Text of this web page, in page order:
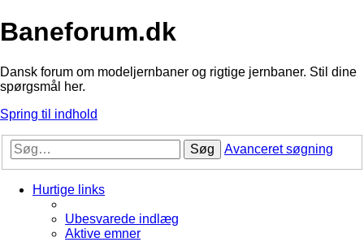
Baneforum.dk
Dansk forum om modeljernbaner og rigtige jernbaner. Stil dine
spørgsmål her.
Spring til indhold
Søg Avanceret søgning
Hurtige links
Ubesvarede indlæg
Aktive emner